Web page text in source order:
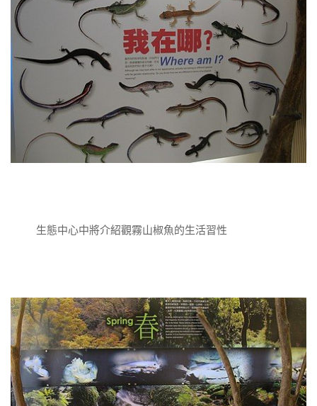
生態中心中將介紹觀霧山椒魚的生活習性